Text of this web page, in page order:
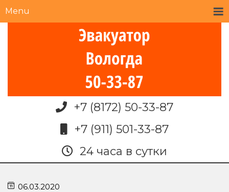
Menu
+7 (8172) 50-33-87
+7 (911) 501-33-87
24 часа в сутки
06.03.2020